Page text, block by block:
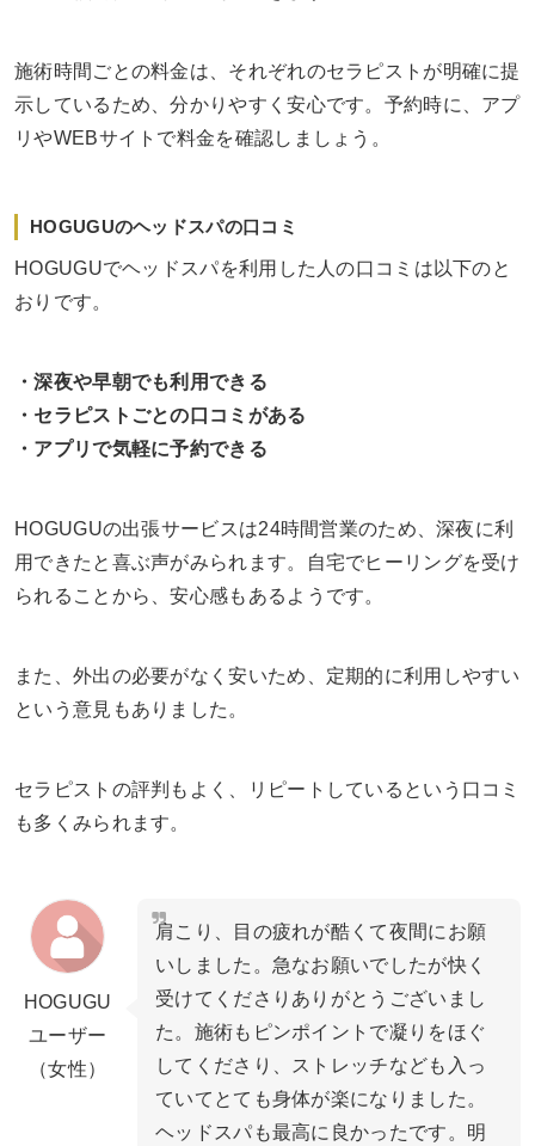
施術時間ごとの料金は、それぞれのセラピストが明確に提
示しているため、分かりやすく安心です。予約時に、アプ
リやWEBサイトで料金を確認しましょう。
HOGUGUのヘッドスパの口コミ
HOGUGUでヘッドスパを利用した人の口コミは以下のと
おりです。
・深夜や早朝でも利用できる
・セラピストごとの口コミがある
・アプリで気軽に予約できる
HOGUGUの出張サービスは24時間営業のため、深夜に利
用できたと喜ぶ声がみられます。自宅でヒーリングを受け
られることから、安心感もあるようです。
また、外出の必要がなく安いため、定期的に利用しやすい
という意見もありました。
セラピストの評判もよく、リピートしているという口コミ
も多くみられます。
HOGUGU
ユーザー
（女性）
肩こり、目の疲れが酷くて夜間にお願
いしました。急なお願いでしたが快く
受けてくださりありがとうございまし
た。施術もピンポイントで凝りをほぐ
してくださり、ストレッチなども入っ
ていてとても身体が楽になりました。
ヘッドスパも最高に良かったです。明